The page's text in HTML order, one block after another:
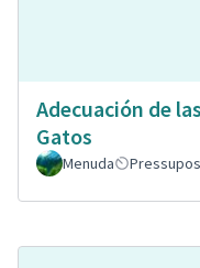
Adecuación de
Gatos
Menuda